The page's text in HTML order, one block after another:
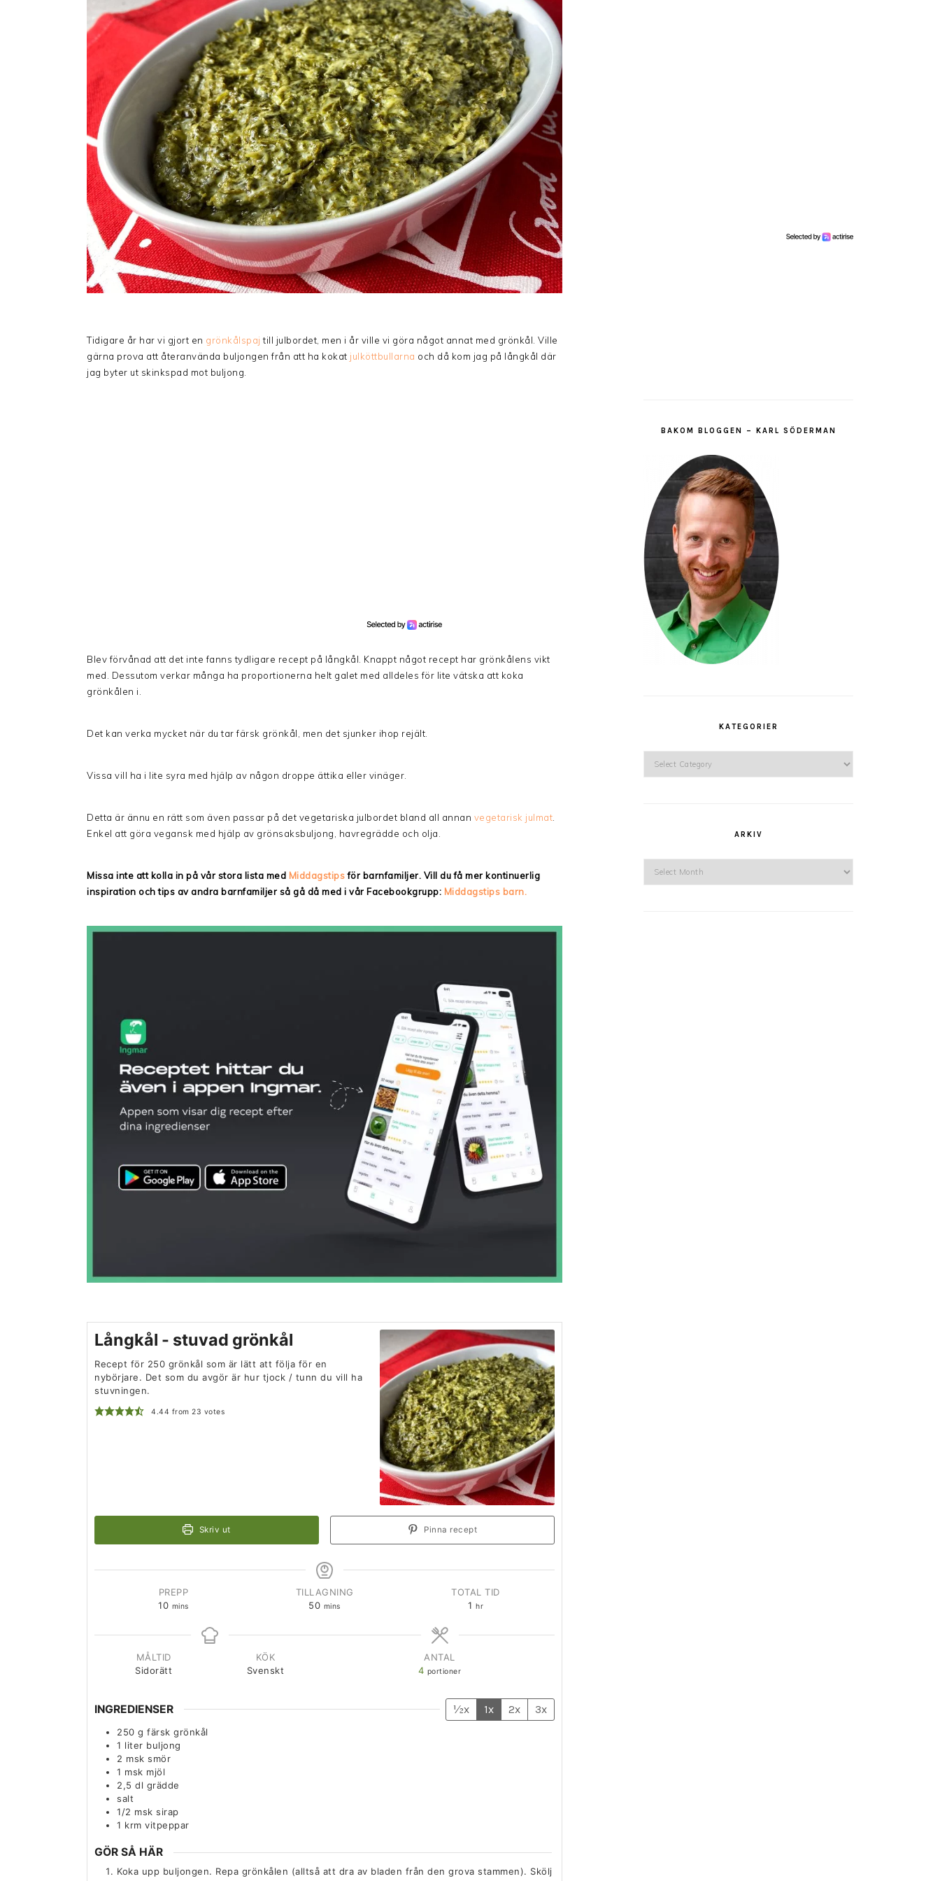
Tidigare år har vi gjort en grönkålspaj till julbordet, men i år ville vi göra något annat med grönkål. Ville
gärna prova att återanvända buljongen från att ha kokat julköttbullarna och då kom jag på långkål där
jag byter ut skinkspad mot buljong.
Blev förvånad att det inte fanns tydligare recept på långkål. Knappt något recept har grönkålens vikt
med. Dessutom verkar många ha proportionerna helt galet med alldeles för lite vätska att koka
grönkålen i.
Det kan verka mycket när du tar färsk grönkål, men det sjunker ihop rejält.
Vissa vill ha i lite syra med hjälp av någon droppe ättika eller vinäger.
Detta är ännu en rätt som även passar på det vegetariska julbordet bland all annan vegetarisk julmat
Enkel att göra vegansk med hjälp av grönsaksbuljong, havregrädde och olja.
Missa inte att kolla in på vår stora lista med Middagstipsför barnfamiljer. Vill du få mer kontinuerlig
inspiration och tips av andra barnfamiljer så gå då med i vår Facebookgrupp: Middagstips barn.
Långkål - stuvad grönkål
Recept för 250 grönkål som är lätt att följa för en
nybörjare. Det som du avgör är hur tjock / tunn du vill ha
stuvningen.
4.44 from23 votes
Skriv ut Pinna recept
PREPP
10 mins
TILLAGNING
50 mins
TOTAL TID
1 hr
MÅLTID
Sidorätt
KÖK
Svenskt
ANTAL
4 portioner
INGREDIENSER ½x 1x 2x 3x
250 g färsk grönkål
1 liter buljong
2 msk smör
1 msk mjöl
2,5 dl grädde
salt
1/2 msk sirap
1 krm vitpeppar
GÖR SÅ HÄR
Koka upp buljongen. Repa grönkålen (alltså att dra av bladen från den grova stammen). Skölj
BAKOM BLOGGEN – KARL SÖDERMAN
KATEGORIER
ARKIV